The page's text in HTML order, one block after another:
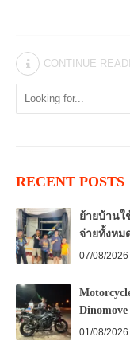
CONTINUE
RECENT POSTS
ย้ายบ้านใ
จ่ายทั้งหม
07/08/2026
Dinomove
01/08/2026